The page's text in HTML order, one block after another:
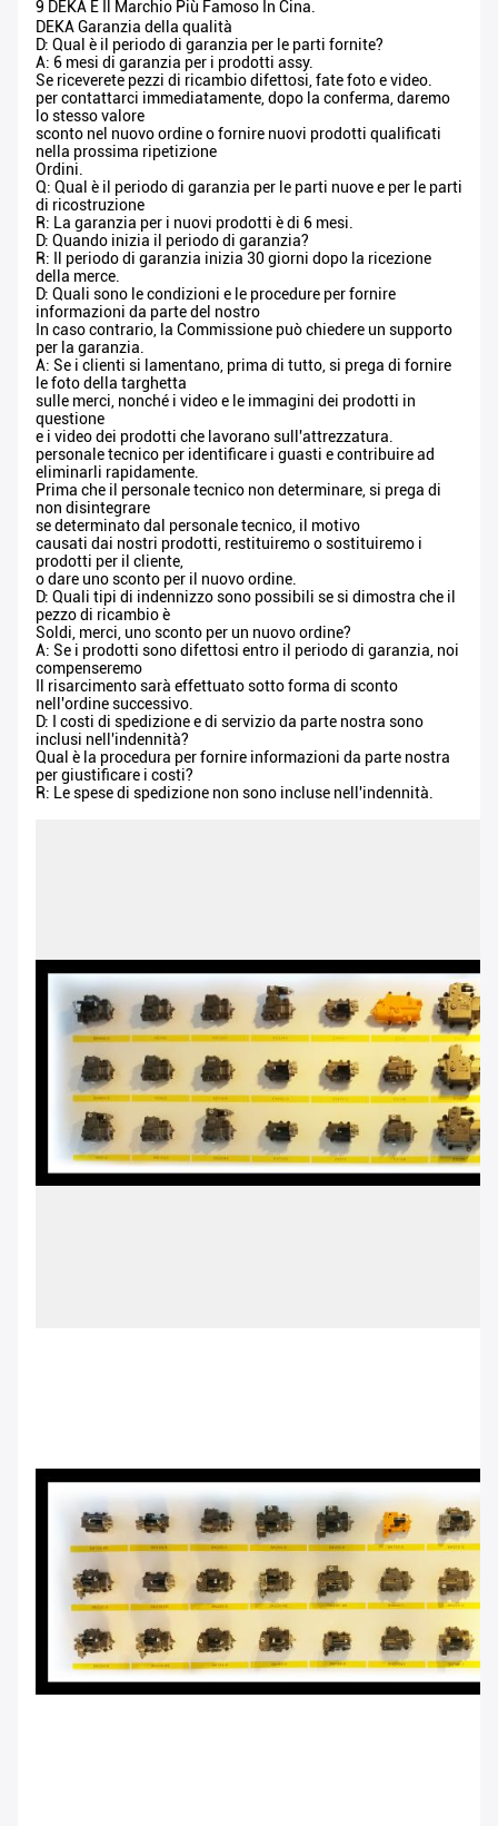
9 DEKA È Il Marchio Più Famoso In Cina.
DEKA Garanzia della qualità
D: Qual è il periodo di garanzia per le parti fornite?
A: 6 mesi di garanzia per i prodotti assy.
Se riceverete pezzi di ricambio difettosi, fate foto e video.
per contattarci immediatamente, dopo la conferma, daremo
lo stesso valore
sconto nel nuovo ordine o fornire nuovi prodotti qualificati
nella prossima ripetizione
Ordini.
Q: Qual è il periodo di garanzia per le parti nuove e per le parti
di ricostruzione
R: La garanzia per i nuovi prodotti è di 6 mesi.
D: Quando inizia il periodo di garanzia?
R: Il periodo di garanzia inizia 30 giorni dopo la ricezione
della merce.
D: Quali sono le condizioni e le procedure per fornire
informazioni da parte del nostro
In caso contrario, la Commissione può chiedere un supporto
per la garanzia.
A: Se i clienti si lamentano, prima di tutto, si prega di fornire
le foto della targhetta
sulle merci, nonché i video e le immagini dei prodotti in
questione
e i video dei prodotti che lavorano sull'attrezzatura.
personale tecnico per identificare i guasti e contribuire ad
eliminarli rapidamente.
Prima che il personale tecnico non determinare, si prega di
non disintegrare
se determinato dal personale tecnico, il motivo
causati dai nostri prodotti, restituiremo o sostituiremo i
prodotti per il cliente,
o dare uno sconto per il nuovo ordine.
D: Quali tipi di indennizzo sono possibili se si dimostra che il
pezzo di ricambio è
Soldi, merci, uno sconto per un nuovo ordine?
A: Se i prodotti sono difettosi entro il periodo di garanzia, noi
compenseremo
Il risarcimento sarà effettuato sotto forma di sconto
nell'ordine successivo.
D: I costi di spedizione e di servizio da parte nostra sono
inclusi nell'indennità?
Qual è la procedura per fornire informazioni da parte nostra
per giustificare i costi?
R: Le spese di spedizione non sono incluse nell'indennità.